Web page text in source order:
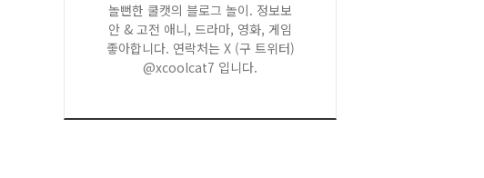
놀뻔한 쿨캣의 블로그 놀이. 정보보
안 & 고전 애니, 드라마, 영화, 게임
좋아합니다. 연락처는 X (구 트위터)
@xcoolcat7 입니다.